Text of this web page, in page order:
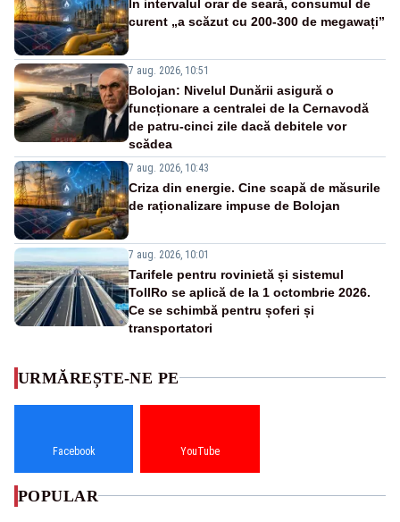
În intervalul orar de seară, consumul de
curent „a scăzut cu 200-300 de megawați”
7 aug. 2026, 10:51
Bolojan: Nivelul Dunării asigură o
funcționare a centralei de la Cernavodă
de patru-cinci zile dacă debitele vor
scădea
7 aug. 2026, 10:43
Criza din energie. Cine scapă de măsurile
de raționalizare impuse de Bolojan
7 aug. 2026, 10:01
Tarifele pentru rovinietă și sistemul
TollRo se aplică de la 1 octombrie 2026.
Ce se schimbă pentru șoferi și
transportatori
URMĂREȘTE-NE PE
Facebook YouTube
POPULAR